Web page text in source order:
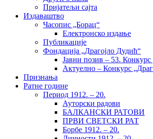
Пријатељи сајта
Издаваштво
Часопис „Борац“
Електронско издање
Публикације
Фондација „Драгојло Дудић“
Јавни позив – 53.
Актуелно – Конкурс
Признања
Ратне године
Период 1912. – 20.
Ауторски радови
БАЛКАНСКИ РАТОВИ
ПРВИ СВЕТСКИ РАТ
Борбе 1912. – 20.